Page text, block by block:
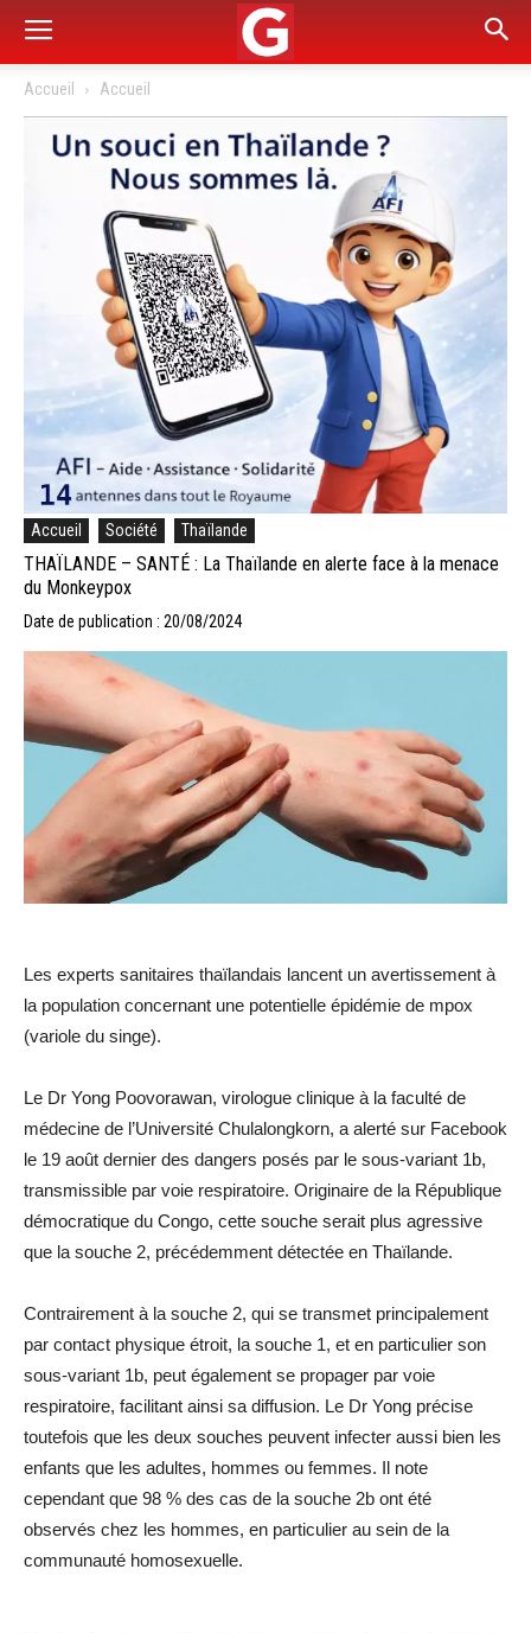
Accueil Accueil
Accueil Société Thaïlande
THAÏLANDE – SANTÉ : La Thaïlande en alerte face à la menace
du Monkeypox
Date de publication : 20/08/2024
Les experts sanitaires thaïlandais lancent un avertissement à
la population concernant une potentielle épidémie de mpox
(variole du singe).
Le Dr Yong Poovorawan, virologue clinique à la faculté de
médecine de l’Université Chulalongkorn, a alerté sur Facebook
le 19 août dernier des dangers posés par le sous-variant 1b,
transmissible par voie respiratoire. Originaire de la République
démocratique du Congo, cette souche serait plus agressive
que la souche 2, précédemment détectée en Thaïlande.
Contrairement à la souche 2, qui se transmet principalement
par contact physique étroit, la souche 1, et en particulier son
sous-variant 1b, peut également se propager par voie
respiratoire, facilitant ainsi sa diffusion. Le Dr Yong précise
toutefois que les deux souches peuvent infecter aussi bien les
enfants que les adultes, hommes ou femmes. Il note
cependant que 98 % des cas de la souche 2b ont été
observés chez les hommes, en particulier au sein de la
communauté homosexuelle.